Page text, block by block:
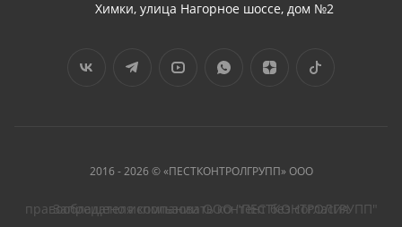
Химки, улица Нагорное шоссе, дом №2
2016 - 2026 © «ПЕСТКОНТРОЛГРУПП» ООО
Запрещено использовать контент без согласия правообладателя компании ООО "ПЕСТКОНТРОЛГРУПП"